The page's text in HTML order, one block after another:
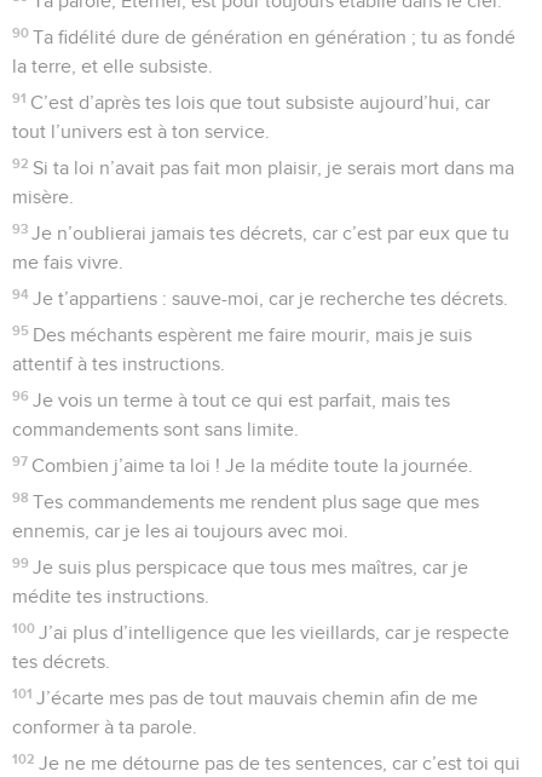
90 Ta fidélité dure de génération en génération ; tu as fondé
la terre, et elle subsiste.
91 C’est d’après tes lois que tout subsiste aujourd’hui, car
tout l’univers est à ton service.
92 Si ta loi n’avait pas fait mon plaisir, je serais mort dans ma
misère.
93 Je n’oublierai jamais tes décrets, car c’est par eux que tu
me fais vivre.
94 Je t’appartiens : sauve-moi, car je recherche tes décrets.
95 Des méchants espèrent me faire mourir, mais je suis
attentif à tes instructions.
96 Je vois un terme à tout ce qui est parfait, mais tes
commandements sont sans limite.
97 Combien j’aime ta loi ! Je la médite toute la journée.
98 Tes commandements me rendent plus sage que mes
ennemis, car je les ai toujours avec moi.
99 Je suis plus perspicace que tous mes maîtres, car je
médite tes instructions.
100 J’ai plus d’intelligence que les vieillards, car je respecte
tes décrets.
101 J’écarte mes pas de tout mauvais chemin afin de me
conformer à ta parole.
102 Je ne me détourne pas de tes sentences, car c’est toi qui